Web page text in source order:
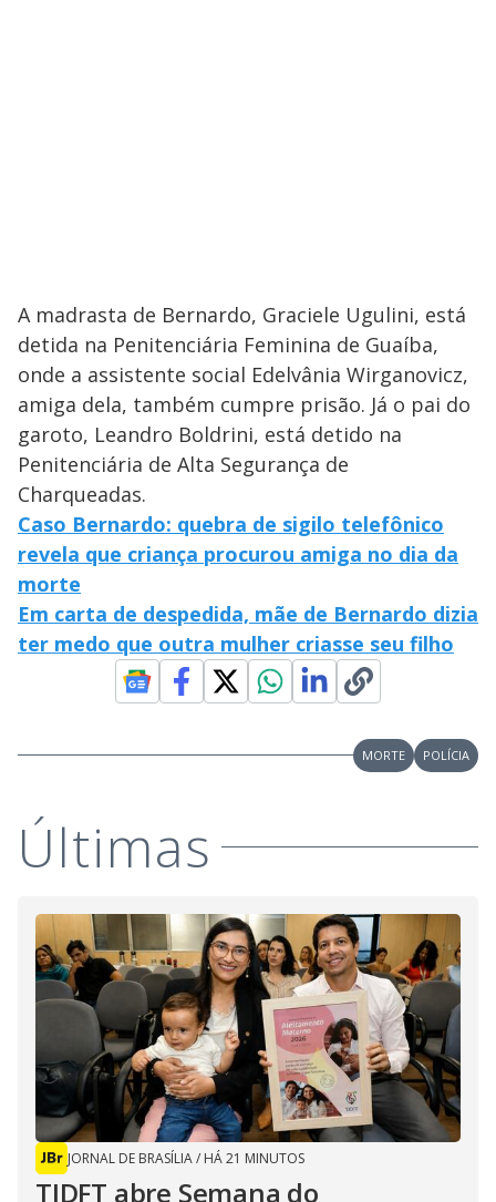
A madrasta de Bernardo, Graciele Ugulini, está
detida na Penitenciária Feminina de Guaíba,
onde a assistente social Edelvânia Wirganovicz,
amiga dela, também cumpre prisão. Já o pai do
garoto, Leandro Boldrini, está detido na
Penitenciária de Alta Segurança de
Charqueadas.
Caso Bernardo: quebra de sigilo telefônico
revela que criança procurou amiga no dia da
morte
Em carta de despedida, mãe de Bernardo dizia
ter medo que outra mulher criasse seu filho
MORTE POLÍCIA
Últimas
JORNAL DE BRASÍLIA/ HÁ 21 MINUTOS
TJDFT abre Semana do